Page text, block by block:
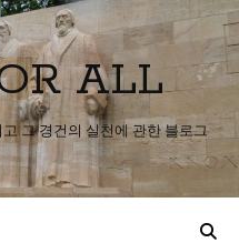
ALL
그 경건의 실천에 관한 블로그